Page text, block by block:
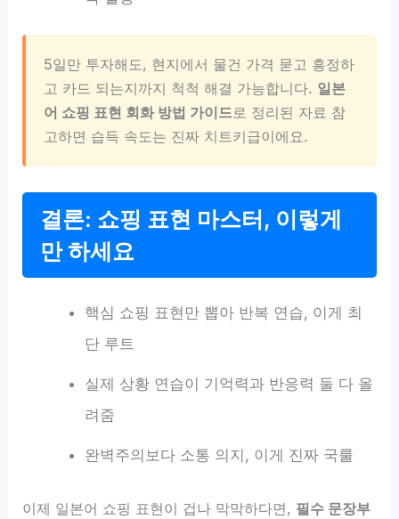
5일만 투자해도, 현지에서 물건 가격 묻고 흥정하
고 카드 되는지까지 척척 해결 가능합니다. 일본
어 쇼핑 표현 회화 방법 가이드로 정리된 자료 참
고하면 습득 속도는 진짜 치트키급이에요.
결론: 쇼핑 표현 마스터, 이렇게
만 하세요
핵심 쇼핑 표현만 뽑아 반복 연습, 이게 최
단 루트
실제 상황 연습이 기억력과 반응력 둘 다 올
려줌
완벽주의보다 소통 의지, 이게 진짜 국룰
이제 일본어 쇼핑 표현이 겁나 막막하다면, 필수 문장부